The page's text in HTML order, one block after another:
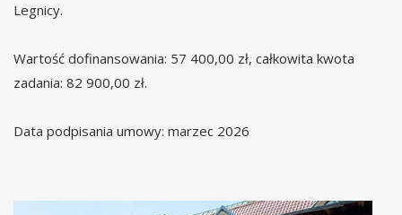
Legnicy.
Wartość dofinansowania: 57 400,00 zł, całkowita kwota
zadania: 82 900,00 zł.
Data podpisania umowy: marzec 2026